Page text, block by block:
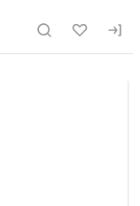
126